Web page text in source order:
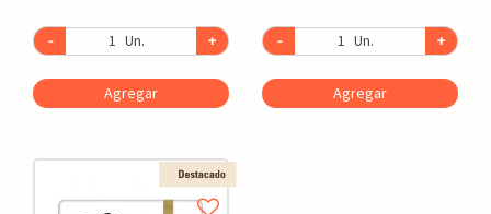
- Un. +
Agregar
- Un. +
Agregar